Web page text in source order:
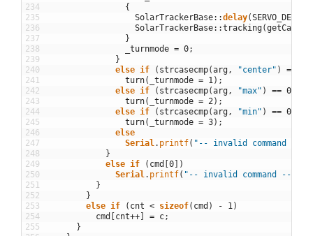
234
235
236
237
238
239
240
241
242
243
244
245
246
247
248
249
250
251
252
253
254
255
{
SolarTrackerBase::delay(SERVO_DELAY
SolarTrackerBase::tracking(
}
_turnmode = 0;
}
else if ( strcasecmp(arg, "center" ) ==
turn( _turnmode = 1) ;
else if ( strcasecmp(arg, "max" ) == 0
turn( _turnmode = 2) ;
else if ( strcasecmp(arg, "min" ) == 0
turn( _turnmode = 3) ;
else
Serial. printf( "-- invalid command --
}
else if ( cmd 0
)
Serial. printf( "-- invalid command --\n"
}
}
else if ( cnt < sizeof( cmd ) - 1)
cmd
cnt++ = c;
}